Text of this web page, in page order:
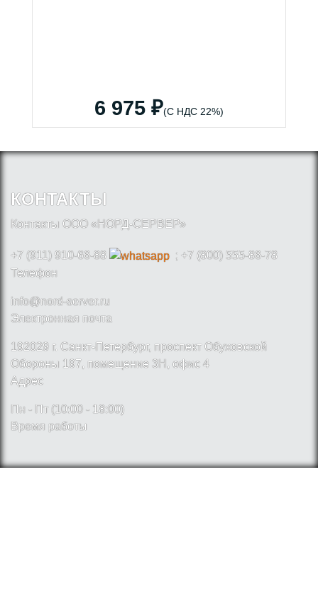
6 975 ₽(С НДС 22%)
КОНТАКТЫ
Контакты ООО «НОРД-СЕРВЕР»
+7 (911) 910-66-88
; +7 (800) 555-86-78
Телефон
info@nord-server.ru
Электронная почта
192029 г. Санкт-Петербург, проспект Обуховской
Обороны 197, помещение 3Н, офис 4
Адрес
Пн - Пт (10:00 - 18:00)
Время работы